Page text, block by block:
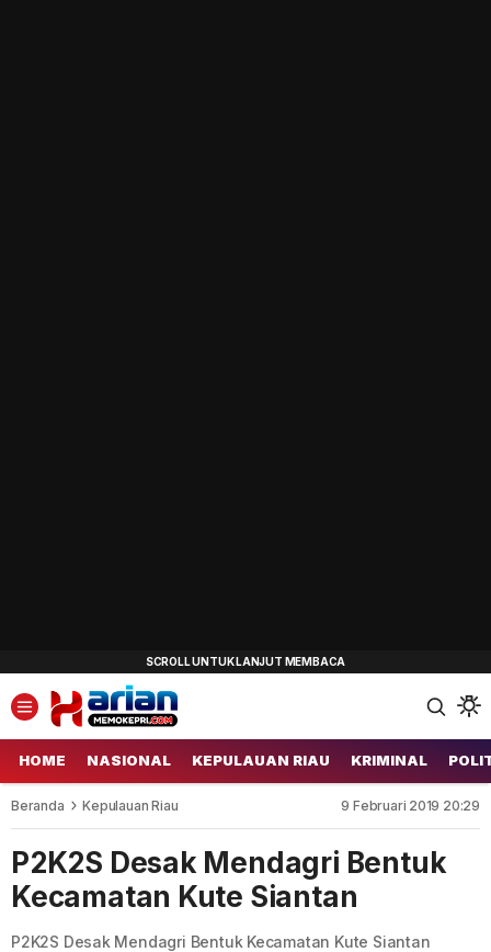
HOME NASIONAL KEPULAUAN RIAU KRIMINAL
Beranda Kepulauan Riau 9 Februari 2019 20:29
P2K2S Desak Mendagri Bentuk
Kecamatan Kute Siantan
P2K2S Desak Mendagri Bentuk Kecamatan Kute Siantan